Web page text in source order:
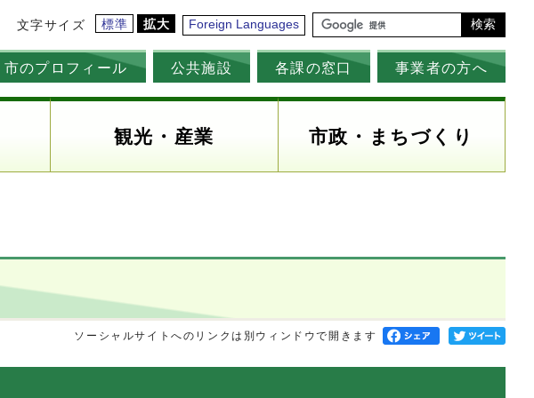
文字サイズ 標準 拡大 Foreign Languages 検索
市のプロフィール 公共施設 各課の窓口 事業者の方へ
観光・産業 市政・まちづくり
ソーシャルサイトへのリンクは別ウィンドウで開きます